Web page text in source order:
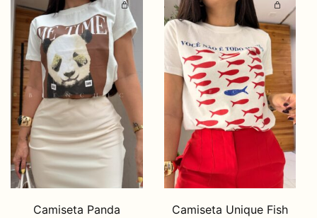
Camiseta Panda Camiseta Unique Fish